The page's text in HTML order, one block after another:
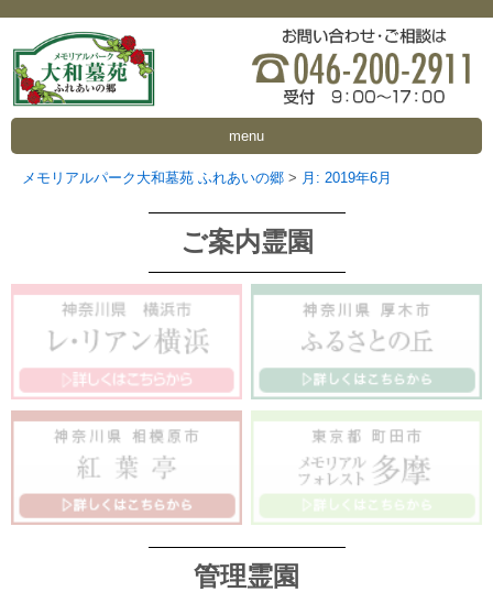
menu
メモリアルパーク大和墓苑 ふれあいの郷 > 月: 2019年6月
ご案内霊園
管理霊園